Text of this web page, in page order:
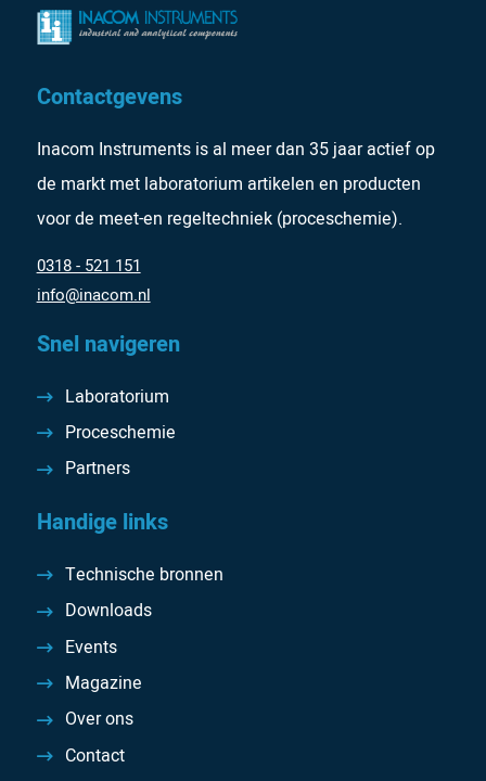
Contactgevens
Inacom Instruments is al meer dan 35 jaar actief op
de markt met laboratorium artikelen en producten
voor de meet-en regeltechniek (proceschemie).
0318 - 521 151
info@inacom.nl
Snel navigeren
Laboratorium
Proceschemie
Partners
Handige links
Technische bronnen
Downloads
Events
Magazine
Over ons
Contact